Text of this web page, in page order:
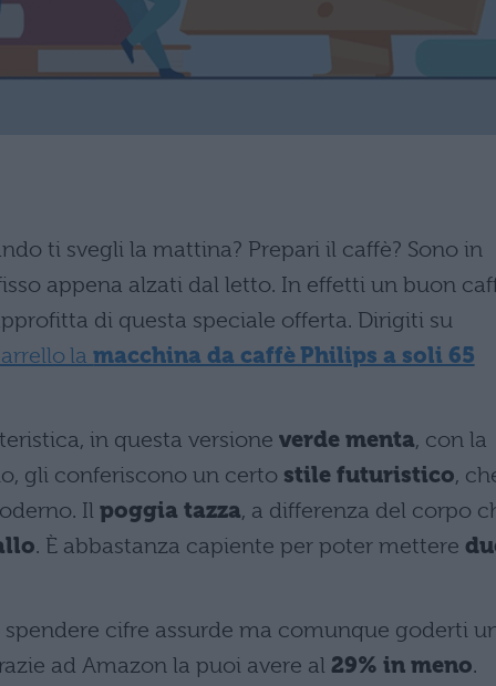
ti svegli la mattina? Prepari il caffè? Sono in
appena alzati dal letto. In effetti un buon
di questa speciale offerta. Dirigiti su
lamacchina da caffè Philips a soli 65
in questa versione verde menta, con la
gli conferiscono un certo stile futuristico,
Il poggia tazza, a differenza del corpo
. È abbastanza capiente per poter mettere
spendere cifre assurde ma comunque goderti
ad Amazon la puoi avere al 29% in meno.